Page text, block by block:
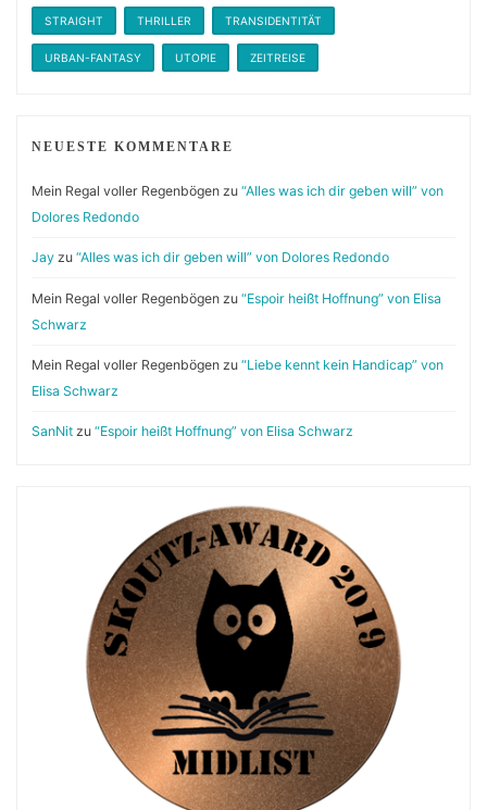
STRAIGHT THRILLER TRANSIDENTITÄT
URBAN-FANTASY UTOPIE ZEITREISE
NEUESTE KOMMENTARE
Mein Regal voller Regenbögenzu “Alles was ich dir geben will” von
Dolores Redondo
Jayzu “Alles was ich dir geben will” von Dolores Redondo
Mein Regal voller Regenbögenzu “Espoir heißt Hoffnung” von Elisa
Schwarz
Mein Regal voller Regenbögenzu “Liebe kennt kein Handicap” von
Elisa Schwarz
SanNitzu “Espoir heißt Hoffnung” von Elisa Schwarz